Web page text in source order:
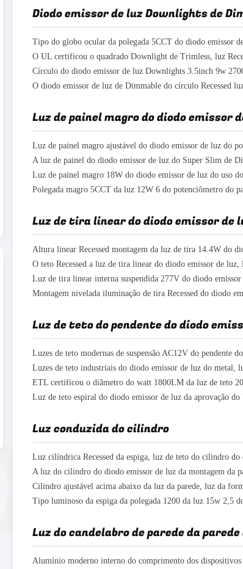
Diodo emissor de luz Downlights de
Luz de painel magro do diodo emissor
Luz de tira linear do diodo emissor de
Luz conduzida do cilindro